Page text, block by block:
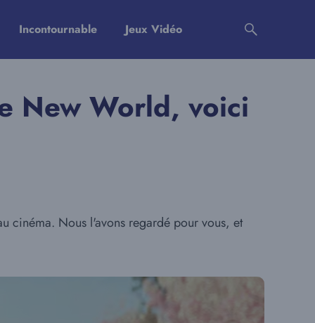
Incontournable Jeux Vidéo
New World, voici
cinéma. Nous l'avons regardé pour vous, et